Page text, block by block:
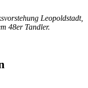
Leopoldstadt,
48er Tandler.